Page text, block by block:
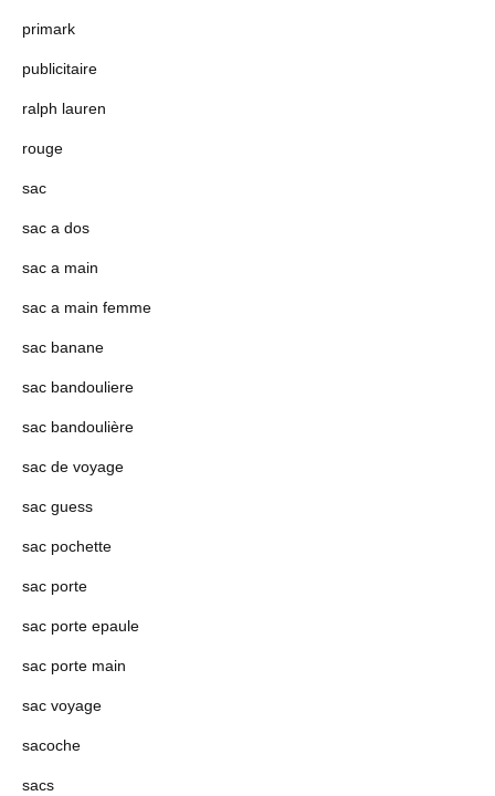
primark
publicitaire
ralph lauren
rouge
sac
sac a dos
sac a main
sac a main femme
sac banane
sac bandouliere
sac bandoulière
sac de voyage
sac guess
sac pochette
sac porte
sac porte epaule
sac porte main
sac voyage
sacoche
sacs